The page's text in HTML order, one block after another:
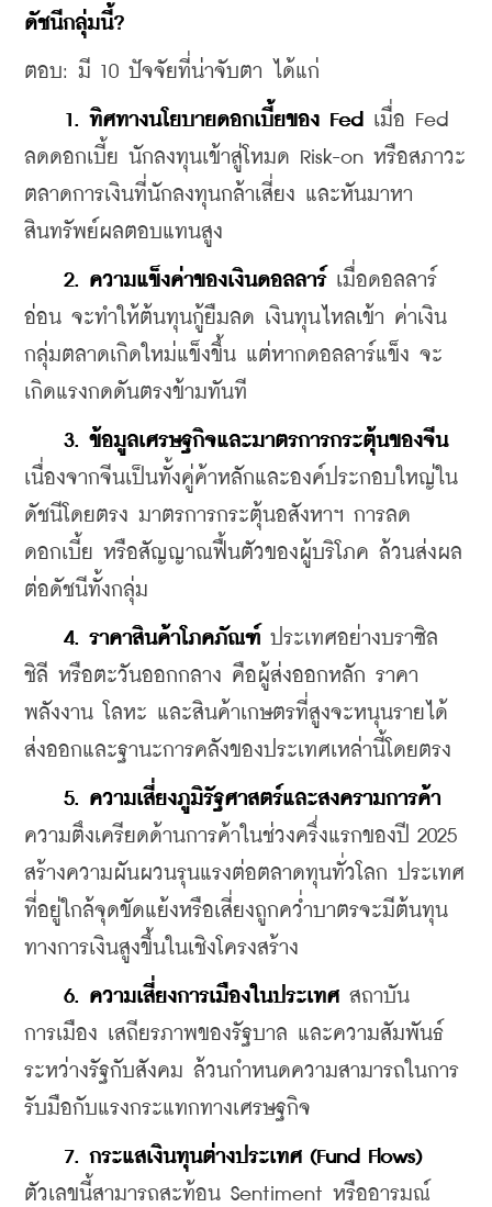
ดัชนีกลุ่มนี้?
ตอบ: มี 10 ปัจจัยที่น่าจับตา ได้แก่
1. ทิศทางนโยบายดอกเบี้ยของ Fed
เมื่อ Fed
ลดดอกเบี้ย นักลงทุนเข้าสู่โหมด Risk-on หรือสภาวะ
ตลาดการเงินที่นักลงทุนกล้าเสี่ยง และหันมาหา
สินทรัพย์ผลตอบแทนสูง
2. ความแข็งค่าของเงินดอลลาร์ เมื่อดอลลาร์
อ่อน จะทำให้ต้นทุนกู้ยืมลด เงินทุนไหลเข้า ค่าเงิน
กลุ่มตลาดเกิดใหม่แข็งขึ้น แต่หากดอลลาร์แข็ง จะ
เกิดแรงกดดันตรงข้ามทันที
3. ข้อมูลเศรษฐกิจและมาตรการกระตุ้นของจีน
เนื่องจากจีนเป็นทั้งคู่ค้าหลักและองค์ประกอบใหญ่ใน
ดัชนีโดยตรง มาตรการกระตุ้นอสังหาฯ การลด
ดอกเบี้ย หรือสัญญาณฟื้นตัวของผู้บริโภค ล้วนส่งผล
ต่อดัชนีทั้งกลุ่ม
4. ราคาสินค้าโภคภัณฑ์ ประเทศอย่างบราซิล
ชิลี หรือตะวันออกกลาง คือผู้ส่งออกหลัก ราคา
พลังงาน โลหะ และสินค้าเกษตรที่สูงจะหนุนรายได้
ส่งออกและฐานะการคลังของประเทศเหล่านี้โดยตรง
5. ความเสี่ยงภูมิรัฐศาสตร์และสงครามการค้า
ความตึงเครียดด้านการค้าในช่วงครึ่งแรกของปี 2025
สร้างความผันผวนรุนแรงต่อตลาดทุนทั่วโลก ประเทศ
ที่อยู่ใกล้จุดขัดแย้งหรือเสี่ยงถูกคว่ำบาตรจะมีต้นทุน
ทางการเงินสูงขึ้นในเชิงโครงสร้าง
6. ความเสี่ยงการเมืองในประเทศ สถาบัน
การเมือง เสถียรภาพของรัฐบาล และความสัมพันธ์
ระหว่างรัฐกับสังคม ล้วนกำหนดความสามารถในการ
รับมือกับแรงกระแทกทางเศรษฐกิจ
7. กระแสเงินทุนต่างประเทศ (Fund Flows)
ตัวเลขนี้สามารถสะท้อน Sentiment หรืออารมณ์